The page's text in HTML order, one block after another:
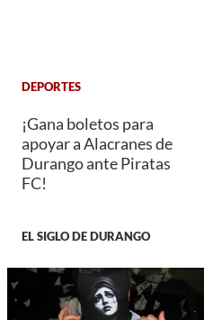
DEPORTES
¡Gana boletos para
apoyar a Alacranes de
Durango ante Piratas
FC!
EL SIGLO DE DURANGO